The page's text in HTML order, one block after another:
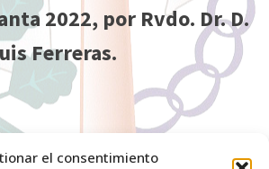
el consentimiento
2022, por Rvdo. Dr. D.
Ferreras.